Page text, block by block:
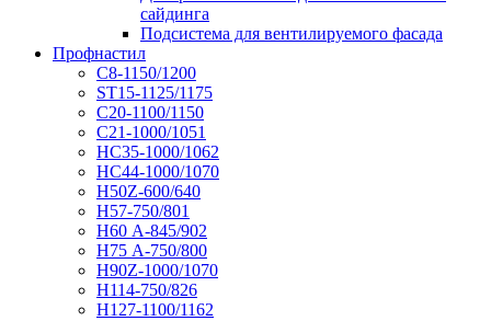
сайдинга
Подсистема для вентилируемого фасада
Профнастил
С8-1150/1200
ST15-1125/1175
С20-1100/1150
С21-1000/1051
НС35-1000/1062
НС44-1000/1070
Н50Z-600/640
Н57-750/801
Н60 А-845/902
Н75 А-750/800
Н90Z-1000/1070
Н114-750/826
Н127-1100/1162